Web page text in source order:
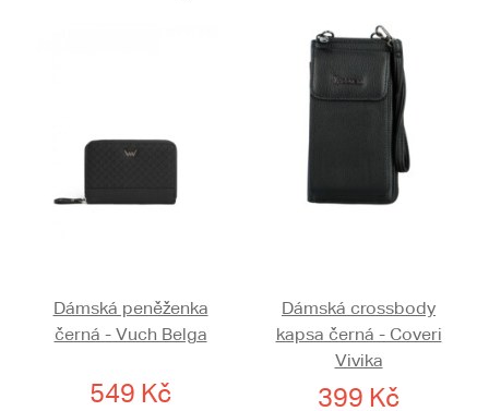
Dámská peněženka
černá - Vuch Belga
549 Kč
Dámská crossbody
kapsa černá - Coveri
Vivika
399 Kč